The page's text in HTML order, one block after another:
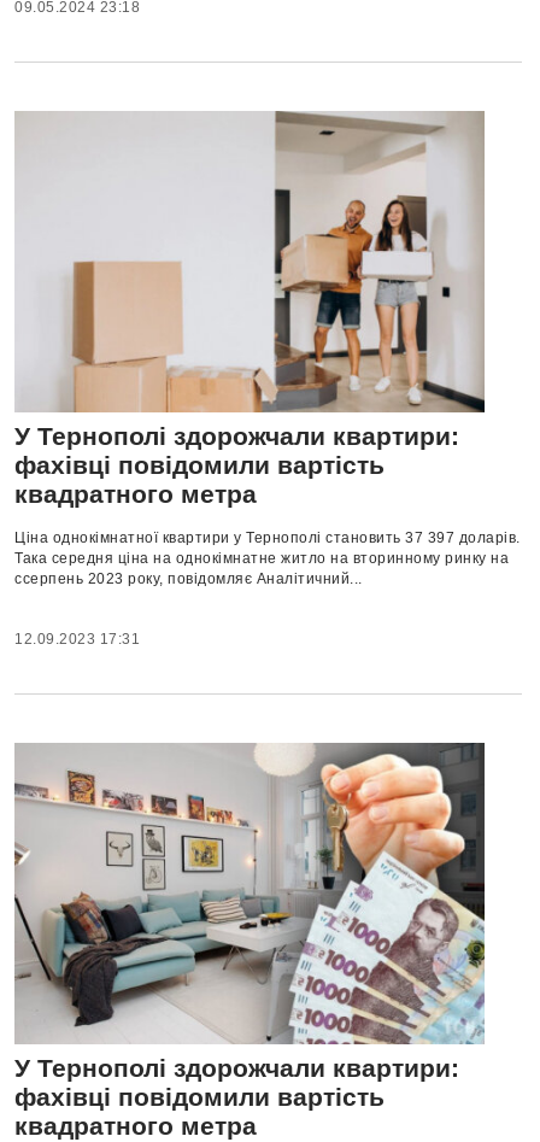
09.05.2024 23:18
У Тернополі здорожчали квартири:
фахівці повідомили вартість
квадратного метра
Ціна однокімнатної квартири у Тернополі становить 37 397 доларів.
Така середня ціна на однокімнатне житло на вторинному ринку на
cсерпень 2023 року, повідомляє Аналітичний...
12.09.2023 17:31
У Тернополі здорожчали квартири:
фахівці повідомили вартість
квадратного метра